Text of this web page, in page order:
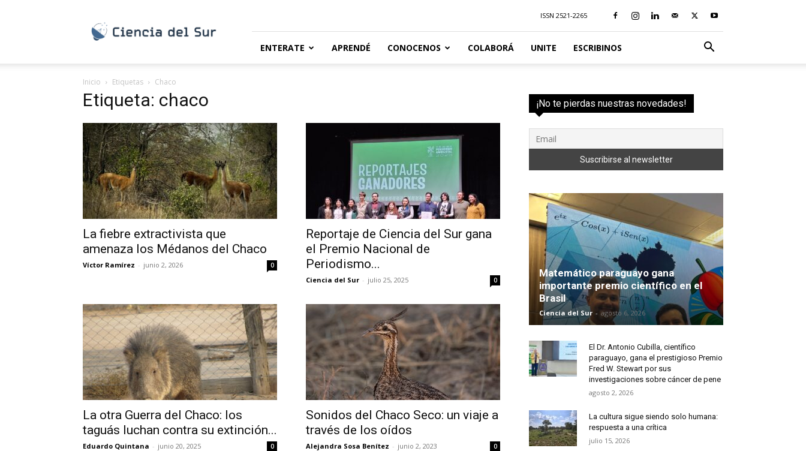
Sur
ISSN 2521-2265
ENTERATE APRENDÉ CONOCENOS COLABORÁ UNITE ESCRIBINOS
Inicio Etiquetas Chaco
Etiqueta: chaco
La fiebre extractivista que
amenaza los Médanos del Chaco
Víctor Ramírez - junio 2, 2026 0
Reportaje de Ciencia del Sur gana
el Premio Nacional de
Periodismo...
Ciencia del Sur - julio 25, 2025 0
La otra Guerra del Chaco: los
taguás luchan contra su extinción...
Eduardo Quintana - junio 20, 2025 0
Sonidos del Chaco Seco: un viaje a
través de los oídos
Alejandra Sosa Benítez - junio 2, 2023 0
¡No te pierdas nuestras novedades!
Matemático paraguayo gana
importante premio científico en el
Brasil
Ciencia del Sur - agosto 6, 2026
El Dr. Antonio Cubilla, científico
paraguayo, gana el prestigioso Premio
Fred W. Stewart por sus
investigaciones sobre cáncer de pene
agosto 2, 2026
La cultura sigue siendo solo humana:
respuesta a una crítica
julio 15, 2026